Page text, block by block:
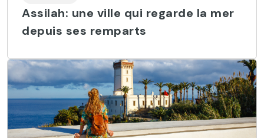
Assilah: une ville qui regarde la mer
depuis ses remparts